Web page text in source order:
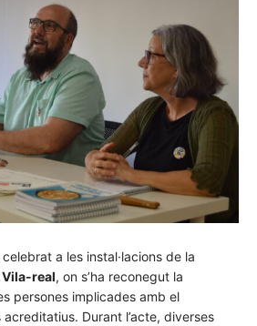
celebrat a les instal·lacions de la
Vila-real, on s’ha reconegut la
persones implicades amb el
Durant l’acte, diverses